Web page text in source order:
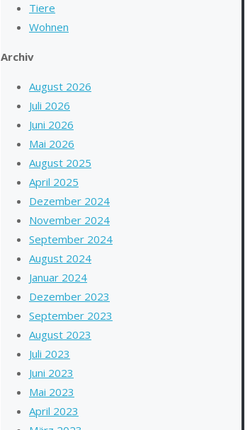
Tiere
Wohnen
Archiv
August 2026
Juli 2026
Juni 2026
Mai 2026
August 2025
April 2025
Dezember 2024
November 2024
September 2024
August 2024
Januar 2024
Dezember 2023
September 2023
August 2023
Juli 2023
Juni 2023
Mai 2023
April 2023